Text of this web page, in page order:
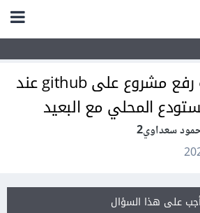
مشكلة رفع مشروع على github عند
المحلي مع البعيد
سعداوي2
على هذا السؤال